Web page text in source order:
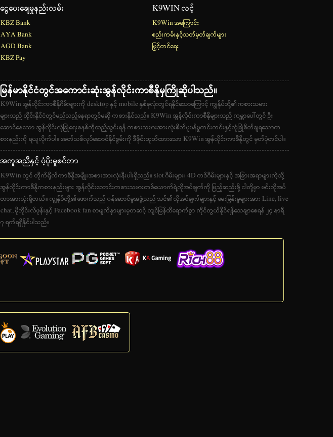
ငွေပေးချေမှုနည်းလမ်း
KBZ Bank
AYA Bank
AGD Bank
KBZ Pay
K9WIN လင့်
K9Win အကြောင်း
စည်းကမ်းနှင့်သတ်မှတ်ချက်များ
မြှင့်တင်ရေး
မြန်မာနိုင်ငံတွင်အကောင်းဆုံးအွန်လိုင်းကာစီနိုမှကြိုဆိုပါသည်။
K9Win အွန်လိုင်းကာစီနိုဂိမ်းများကို desktop နှင့် mobile နှစ်ခုလုံးတွင်ရနိုင်သောကြောင့် ကျွန်ုပ်တို့၏ကစားသမား
များသည် ထိုင်းနိုင်ငံတွင်မည်သည့်နေရာတွင်မဆို ကစားနိုင်သည်။ K9Win အွန်လိုင်းကာစီနိုများသည် ကမ္ဘာပေါ်တွင် ဦး
ဆောင်နေသော အွန်လိုင်းလုံခြုံရေးစနစ်ကိုထည့်သွင်းရန် ကစားသမားအားလုံးစိတ်ပူပန်မှုကင်းကင်းနှင့်လုံခြုံစိတ်ချရသောက
စားနည်းကို ရယူလိုက်ပါ။ ခေတ်သစ်လုပ်ဆောင်နိုင်စွမ်းကို ဒီဇိုင်းထုတ်ထားသော K9Win အွန်လိုင်းကာစီနိုတွင် မှတ်ပုံတင်ပါ။
အကူအညီနှင့် ပံ့ပိုးမှုစင်တာ
K9Win တွင် တိုက်ရိုက်ကာစီနိုအမျိုးအစားအားလုံးနီးပါးရှိသည်။ slot ဂိမ်းများ၊ 4D ကဒ်ဂိမ်းများနှင့် အခြားအရာများကဲ့သို့
အွန်လိုင်းကာစီနိုကစားနည်းများ အွန်လိုင်းလောင်းကစားသမားတစ်ယောက်ရဲ့လိုအပ်ချက်ကို ဖြည့်ဆည်းဖို့ ငါတို့မှာ မင်းလိုအပ်
တာအားလုံးရှိတယ်။ ကျွန်ုပ်တို့၏ဖောက်သည် ၀န်ဆောင်မှုအဖွဲ့သည် သင်၏လိုအပ်ချက်များနှင့် မေးမြန်းမှုများအား Line, live
chat, မိုဘိုင်းလ်ဖုန်းနှင့် Facebook fan စာမျက်နှာများမှတဆင့် လျင်မြန်ထိရောက်စွာ ကိုင်တွယ်နိုင်ရန်သေချာစေရန် ၂၄ နာရီ
၇ ရက်ရရှိနိုင်ပါသည်။